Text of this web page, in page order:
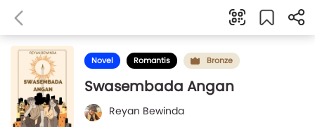
Novel Romantis Bronze
Swasembada Angan
Reyan Bewinda